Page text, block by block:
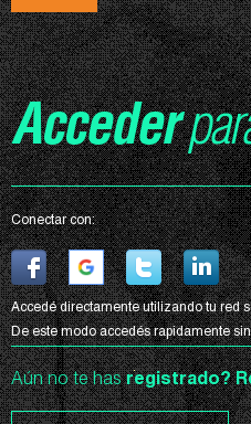
Acceder
Conectar con:
Accedé directamente utilizando tu red
De este modo accedés rapidamente
Aún no te hasregistrado?